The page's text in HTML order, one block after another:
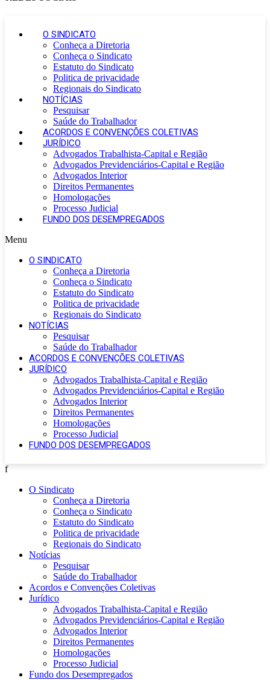
O SINDICATO
Conheça a Diretoria
Conheça o Sindicato
Estatuto do Sindicato
Politica de privacidade
Regionais do Sindicato
NOTÍCIAS
Pesquisar
Saúde do Trabalhador
ACORDOS E CONVENÇÕES COLETIVAS
JURÍDICO
Advogados Trabalhista-Capital e Região
Advogados Previdenciários-Capital e Região
Advogados Interior
Direitos Permanentes
Homologações
Processo Judicial
FUNDO DOS DESEMPREGADOS
Menu
O SINDICATO
Conheça a Diretoria
Conheça o Sindicato
Estatuto do Sindicato
Politica de privacidade
Regionais do Sindicato
NOTÍCIAS
Pesquisar
Saúde do Trabalhador
ACORDOS E CONVENÇÕES COLETIVAS
JURÍDICO
Advogados Trabalhista-Capital e Região
Advogados Previdenciários-Capital e Região
Advogados Interior
Direitos Permanentes
Homologações
Processo Judicial
FUNDO DOS DESEMPREGADOS
f
O Sindicato
Conheça a Diretoria
Conheça o Sindicato
Estatuto do Sindicato
Politica de privacidade
Regionais do Sindicato
Notícias
Pesquisar
Saúde do Trabalhador
Acordos e Convenções Coletivas
Jurídico
Advogados Trabalhista-Capital e Região
Advogados Previdenciários-Capital e Região
Advogados Interior
Direitos Permanentes
Homologações
Processo Judicial
Fundo dos Desempregados